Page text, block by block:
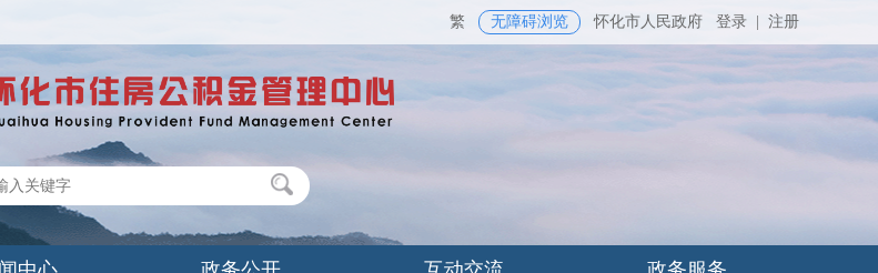
繁 无障碍浏览 怀化市人民政府 登录 注册